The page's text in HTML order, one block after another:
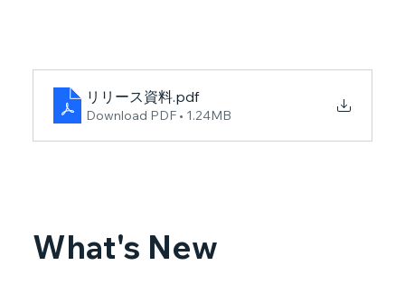
リリース資料.pdf
Download PDF • 1.24MB
What's New